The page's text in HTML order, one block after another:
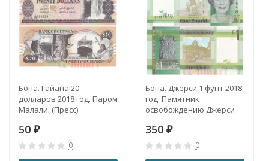
Бона. Гайана 20
долларов 2018 год. Паром
Малали. (Пресс)
50 ₽
0
Бона. Джерси 1 фунт 2018
год. Памятник
освобождению Джерси
захватчиков. (Пресс)
350 ₽
0